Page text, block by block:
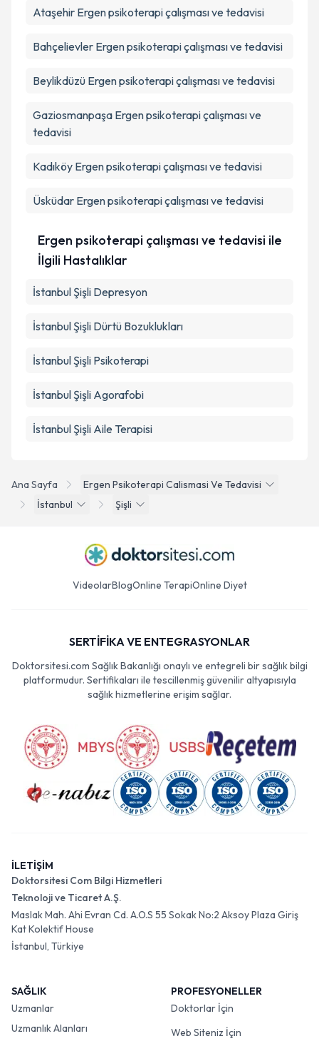
Ana Sayfa
Ergen Psikoterapi Calismasi Ve Tedavisi
İstanbul
Şişli
Ataşehir Ergen psikoterapi çalışması ve tedavisi
Bahçelievler Ergen psikoterapi çalışması ve tedavisi
Beylikdüzü Ergen psikoterapi çalışması ve tedavisi
Gaziosmanpaşa Ergen psikoterapi çalışması ve
tedavisi
Kadıköy Ergen psikoterapi çalışması ve tedavisi
Üsküdar Ergen psikoterapi çalışması ve tedavisi
Ergen psikoterapi çalışması ve tedavisi ile
İlgili Hastalıklar
İstanbul Şişli Depresyon
İstanbul Şişli Dürtü Bozuklukları
İstanbul Şişli Psikoterapi
İstanbul Şişli Agorafobi
İstanbul Şişli Aile Terapisi
VideolarBlogOnline TerapiOnline Diyet
SERTİFİKA VE ENTEGRASYONLAR
Doktorsitesi.com Sağlık Bakanlığı onaylı ve entegreli bir sağlık bilgi
platformudur. Sertifikaları ile tescillenmiş güvenilir altyapısıyla
sağlık hizmetlerine erişim sağlar.
İLETİŞİM
Doktorsitesi Com Bilgi Hizmetleri
Teknoloji ve Ticaret A.Ş.
Maslak Mah. Ahi Evran Cd. A.O.S 55 Sokak No:2 Aksoy Plaza Giriş
Kat Kolektif House
İstanbul, Türkiye
SAĞLIK
Uzmanlar
Uzmanlık Alanları
PROFESYONELLER
Doktorlar İçin
Web Siteniz İçin